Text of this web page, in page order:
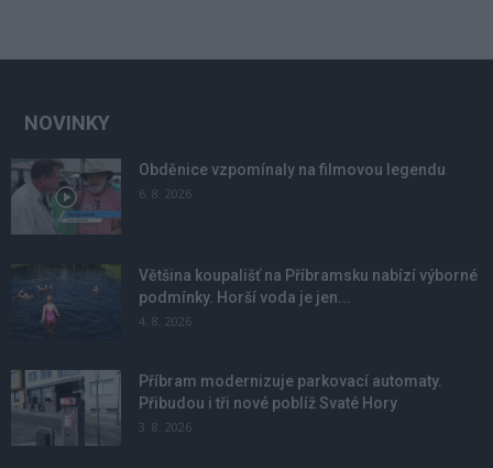
NOVINKY
Obděnice vzpomínaly na filmovou legendu
6. 8. 2026
Většina koupališť na Příbramsku nabízí výborné
podmínky. Horší voda je jen...
4. 8. 2026
Příbram modernizuje parkovací automaty.
Přibudou i tři nové poblíž Svaté Hory
3. 8. 2026